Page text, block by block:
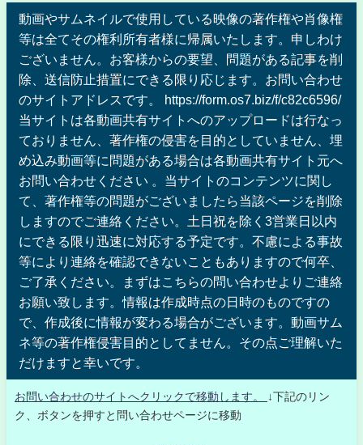
動画やサムネイルで使用している映像の著作権や肖像権
等は全てその権利所有者様に帰属いたします。申しわけ
ございません。お客様からの要望、問題がある記事を削
除、送信防止措置にできる限り応じます。お問い合わせ
のサイトアドレスです。 https://form.os7.biz/f/c82c6596/
当サイトは各動画共有サイトへのアップロードは行なっ
ておりません、著作権の侵害を目的としていません、埋
め込み動画等に問題がある場合は各動画共有サイト元へ
お問い合わせください 。当サイトのコンテンツに関し
て、著作権等の問題がございましたら当該ページを削除
しますのでご連絡ください。土日祝を除く3営業日以内
にできる限り迅速に対応する予定です。不慮による事故
等により連絡を確認できないこともありますので何卒、
ご了承ください。まずはこちらの問い合わせよりご連絡
お願い致します。情報は作成時点の日時のものですの
で、作成後に情報が変わる場合がございます。動画サム
ネ等の著作権侵害目的としてません。その点ご理解いた
だけますと幸いです。
お問い合わせのサイトへクリックで移動します。
↓下記のリン
ク、ボタンを押すと問い合わせページに移動